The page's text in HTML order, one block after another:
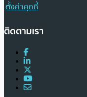
ตั้งค่าคุกกี้
ติดตามเรา